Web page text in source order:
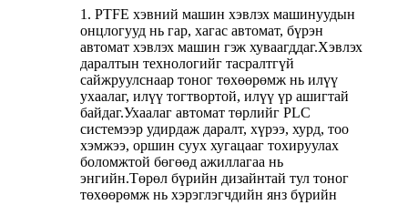
1. PTFE хэвний машин хэвлэх машинуудын
онцлогууд нь гар, хагас автомат, бүрэн
автомат хэвлэх машин гэж хуваагддаг.Хэвлэх
даралтын технологийг тасралтгүй
сайжруулснаар тоног төхөөрөмж нь илүү
ухаалаг, илүү тогтвортой, илүү үр ашигтай
байдаг.Ухаалаг автомат төрлийг PLC
системээр удирдаж даралт, хүрээ, хурд, тоо
хэмжээ, оршин суух хугацааг тохируулах
боломжтой бөгөөд ажиллагаа нь
энгийн.Төрөл бүрийн дизайнтай тул тоног
төхөөрөмж нь хэрэглэгчдийн янз бүрийн